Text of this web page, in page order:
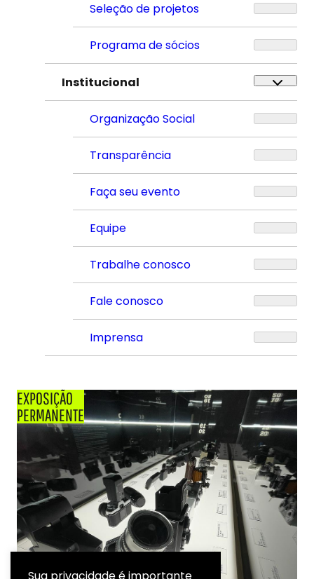
Seleção de projetos
Programa de sócios
Institucional
Organização Social
Transparência
Faça seu evento
Equipe
Trabalhe conosco
Fale conosco
Imprensa
EXPOSIÇÃO
PERMANENTE